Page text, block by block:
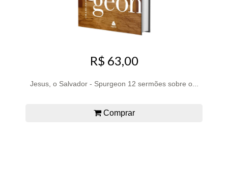
R$ 63,00
Jesus, o Salvador - Spurgeon 12 sermões sobre o...
Comprar